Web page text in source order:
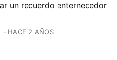
un recuerdo enternecedor
HACE 2 AÑOS